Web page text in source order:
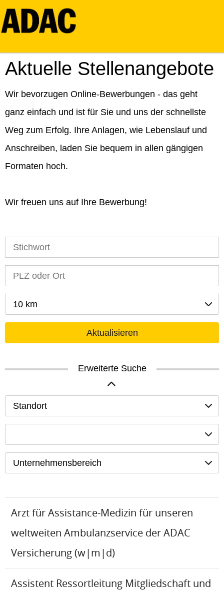
Aktuelle Stellenangebote
Wir bevorzugen Online-Bewerbungen - das geht
ganz einfach und ist für Sie und uns der schnellste
Weg zum Erfolg. Ihre Anlagen, wie Lebenslauf und
Anschreiben, laden Sie bequem in allen gängigen
Formaten hoch.
Wir freuen uns auf Ihre Bewerbung!
10 km
Aktualisieren
Erweiterte Suche
Standort
Unternehmensbereich
Arzt für Assistance-Medizin für unseren
weltweiten Ambulanzservice der ADAC
Versicherung (w|m|d)
Assistent Ressortleitung Mitgliedschaft und